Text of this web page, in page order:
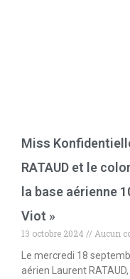
Miss
RATAUD et le
la base aérienne
Viot »
13 octobre 2024
Aucun
Le mercredi 18
aérien Laurent